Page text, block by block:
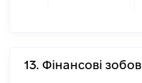
13. Фінансові